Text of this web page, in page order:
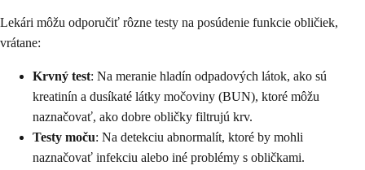
Lekári môžu odporučiť rôzne testy na posúdenie funkcie obličiek,
vrátane:
Krvný test: Na meranie hladín odpadových látok, ako sú
kreatinín a dusíkaté látky močoviny (BUN), ktoré môžu
naznačovať, ako dobre obličky filtrujú krv.
Testy moču: Na detekciu abnormalít, ktoré by mohli
naznačovať infekciu alebo iné problémy s obličkami.